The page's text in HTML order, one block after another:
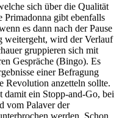
sich über die Qualität
Primadonna gibt ebenfalls
es dann nach der Pause
weitergeht, wird der Verlauf
gruppieren sich mit
Gespräche (Bingo). Es
einer Befragung
Revolution anzetteln sollte.
ein Stopp-and-Go, bei
vom Palaver der
werden. Schon